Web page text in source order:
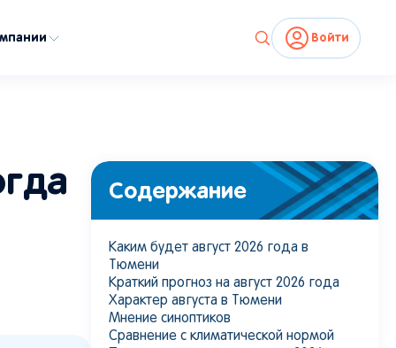
Войти
Содержание
Каким будет август 2026 года в
Тюмени
Краткий прогноз на август 2026 года
Характер августа в Тюмени
Мнение синоптиков
Сравнение с климатической нормой